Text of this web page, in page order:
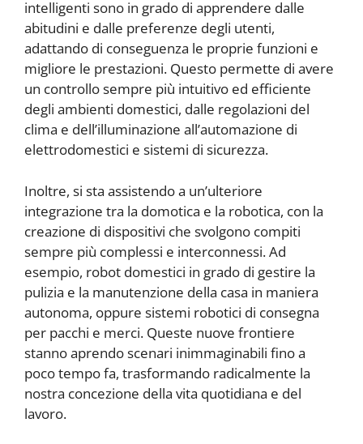
intelligenti sono in grado di apprendere dalle
abitudini e dalle preferenze degli utenti,
adattando di conseguenza le proprie funzioni e
migliore le prestazioni. Questo permette di avere
un controllo sempre più intuitivo ed efficiente
degli ambienti domestici, dalle regolazioni del
clima e dell’illuminazione all’automazione di
elettrodomestici e sistemi di sicurezza.
Inoltre, si sta assistendo a un’ulteriore
integrazione tra la domotica e la robotica, con la
creazione di dispositivi che svolgono compiti
sempre più complessi e interconnessi. Ad
esempio, robot domestici in grado di gestire la
pulizia e la manutenzione della casa in maniera
autonoma, oppure sistemi robotici di consegna
per pacchi e merci. Queste nuove frontiere
stanno aprendo scenari inimmaginabili fino a
poco tempo fa, trasformando radicalmente la
nostra concezione della vita quotidiana e del
lavoro.